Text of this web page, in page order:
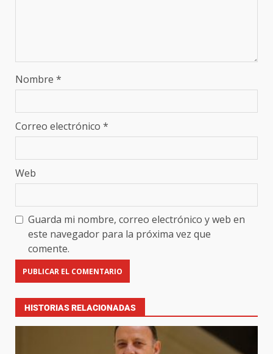
Nombre *
Correo electrónico *
Web
Guarda mi nombre, correo electrónico y web en
este navegador para la próxima vez que
comente.
HISTORIAS RELACIONADAS